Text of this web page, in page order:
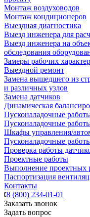
Монтаж воздуховодов
Монтаж кондиционеров
Выездная диагностика
Выезд инженера для
Выезд инженера на
обследования
Замеры рабочих
Выездной ремонт
Замена вышедшего из
и различных узлов
Замена датчиков
Динамическая
Пусконаладочные
Пусконаладочные
Шкафы управления/
Пусконаладочные
Проверка работы
Проектные работы
Выполнение проектных
Паспортизация
Контакты
8 (800) 234-01-01
Заказать звонок
Задать вопрос